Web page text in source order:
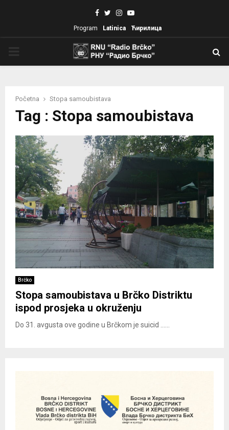
Facebook
TwitterInstagram
Youtube
Program Latinica Ћирилица
Početna Stopa samoubistava
Tag : Stopa samoubistava
Brčko
Stopa samoubistava u Brčko Distriktu
ispod prosjeka u okruženju
Do 31. avgusta ove godine u Brčkom je suicid ......